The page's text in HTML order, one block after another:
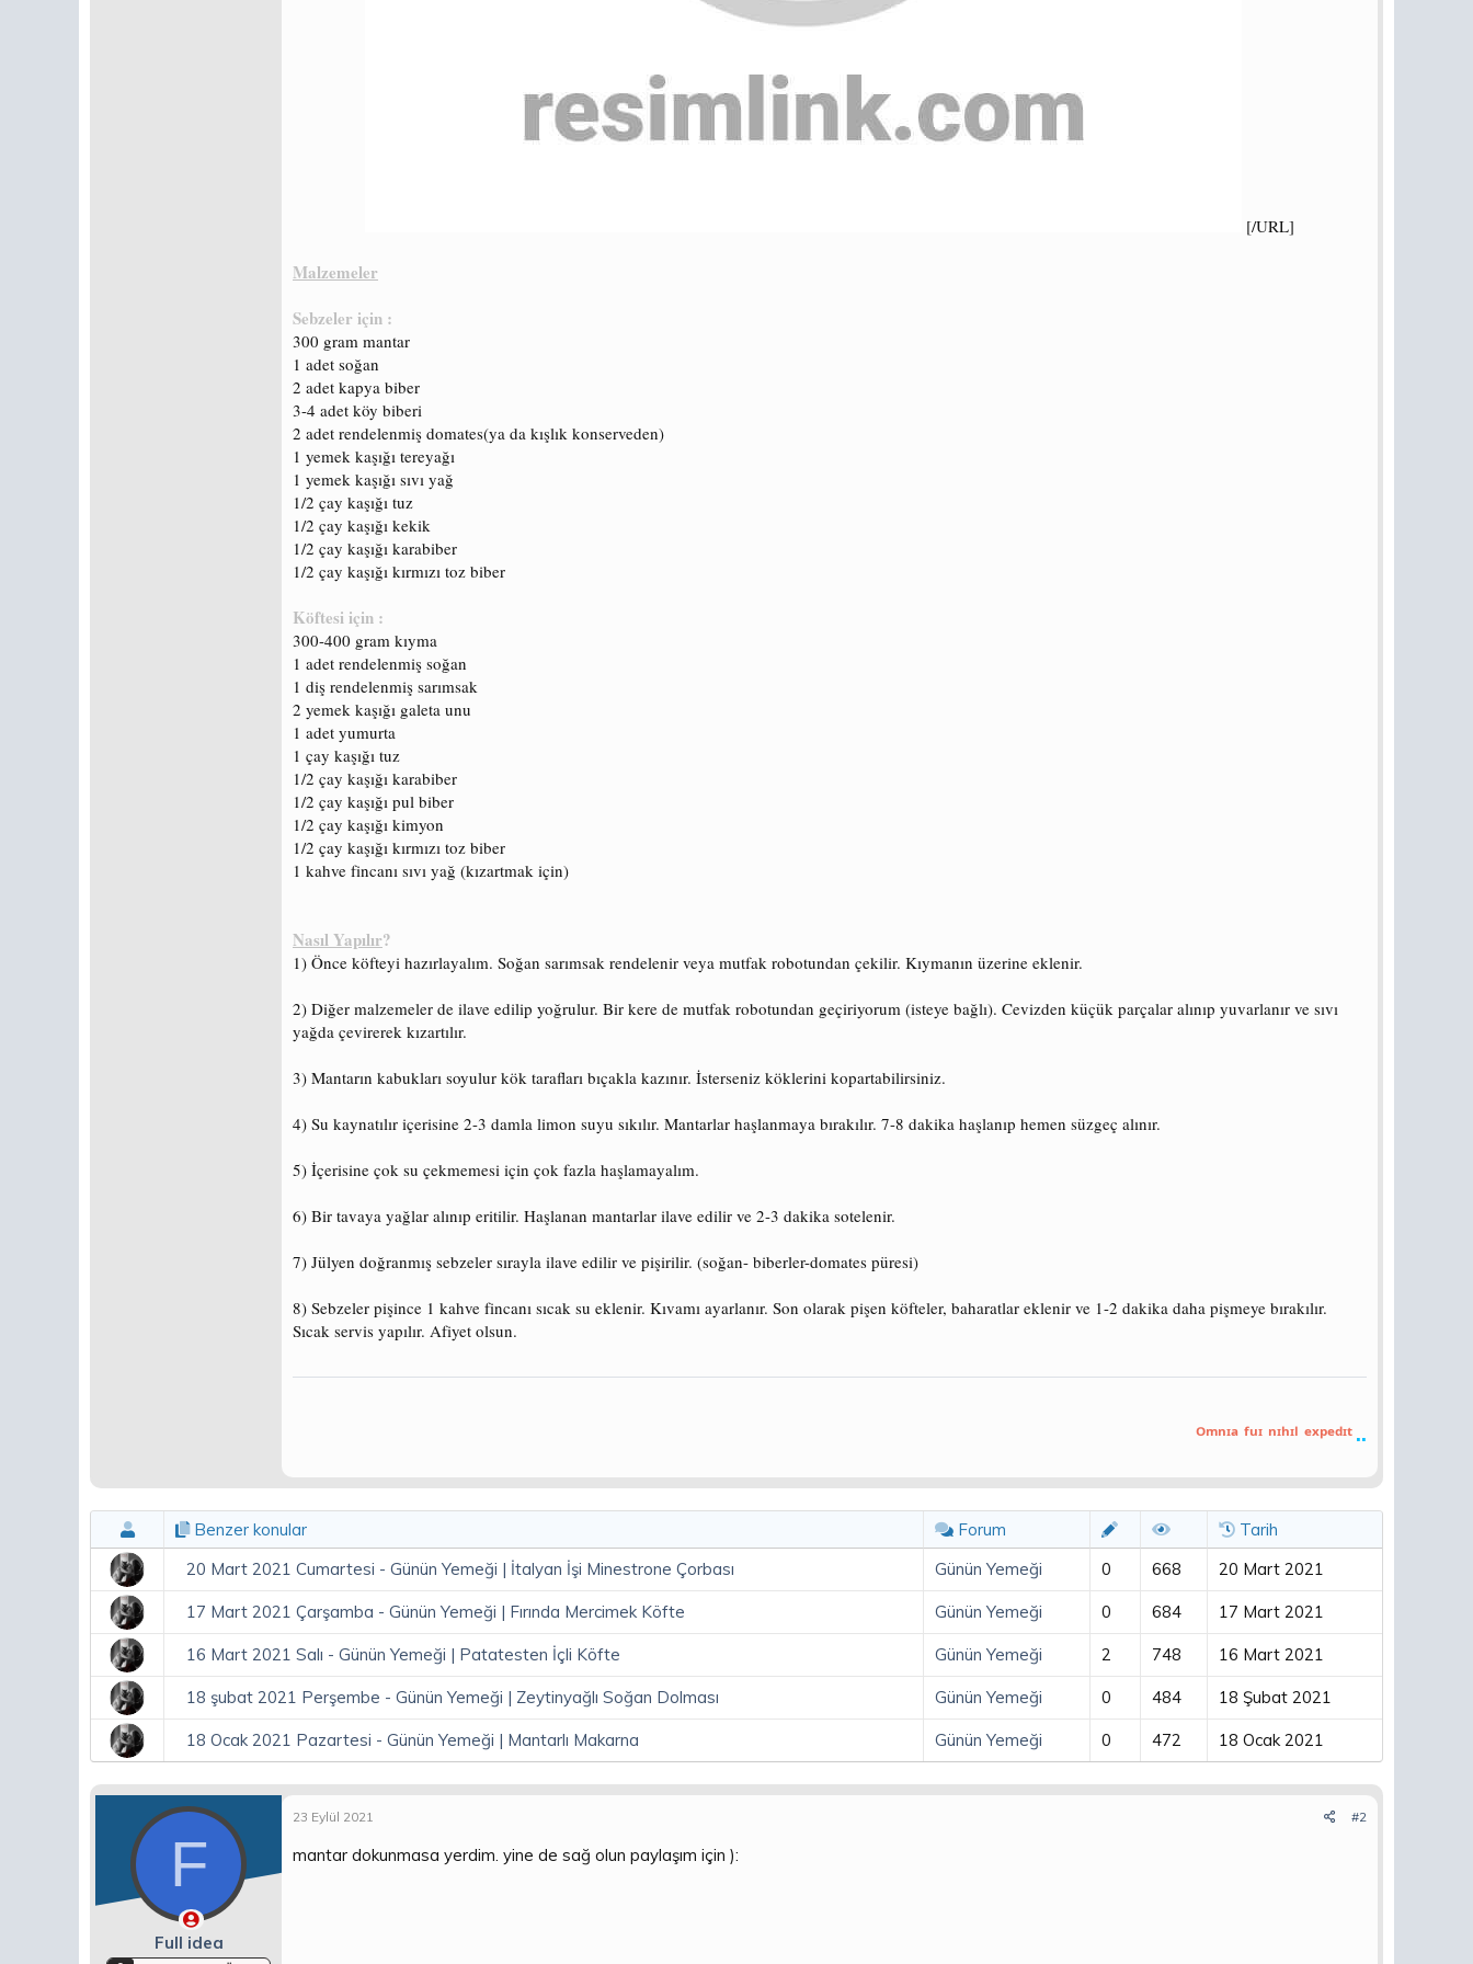
[/URL]​
Malzemeler
Sebzeler için :
300 gram mantar
1 adet soğan
2 adet kapya biber
3-4 adet köy biberi
2 adet rendelenmiş domates(ya da kışlık konserveden)
1 yemek kaşığı tereyağı
1 yemek kaşığı sıvı yağ
1/2 çay kaşığı tuz
1/2 çay kaşığı kekik
1/2 çay kaşığı karabiber
1/2 çay kaşığı kırmızı toz biber
Köftesi için :
300-400 gram kıyma
1 adet rendelenmiş soğan
1 diş rendelenmiş sarımsak
2 yemek kaşığı galeta unu
1 adet yumurta
1 çay kaşığı tuz
1/2 çay kaşığı karabiber
1/2 çay kaşığı pul biber
1/2 çay kaşığı kimyon
1/2 çay kaşığı kırmızı toz biber
1 kahve fincanı sıvı yağ (kızartmak için)
Nasıl Yapılır?
1) Önce köfteyi hazırlayalım. Soğan sarımsak rendelenir veya mutfak robotundan çekilir. Kıymanın üzerine eklenir.
2) Diğer malzemeler de ilave edilip yoğrulur. Bir kere de mutfak robotundan geçiriyorum (isteye bağlı). Cevizden küçük parçalar alınıp yuvarlanır ve sıvı
yağda çevirerek kızartılır.
3) Mantarın kabukları soyulur kök tarafları bıçakla kazınır. İsterseniz köklerini kopartabilirsiniz.
4) Su kaynatılır içerisine 2-3 damla limon suyu sıkılır. Mantarlar haşlanmaya bırakılır. 7-8 dakika haşlanıp hemen süzgeç alınır.
5) İçerisine çok su çekmemesi için çok fazla haşlamayalım.
6) Bir tavaya yağlar alınıp eritilir. Haşlanan mantarlar ilave edilir ve 2-3 dakika sotelenir.
7) Jülyen doğranmış sebzeler sırayla ilave edilir ve pişirilir. (soğan- biberler-domates püresi)
8) Sebzeler pişince 1 kahve fincanı sıcak su eklenir. Kıvamı ayarlanır. Son olarak pişen köfteler, baharatlar eklenir ve 1-2 dakika daha pişmeye bırakılır.
Sıcak servis yapılır. Afiyet olsun.
ᴼᵐⁿᶦᵃ ᶠᵘᶦ ⁿᶦʰᶦˡ ᵉˣᵖᵉᵈᶦᵗ..
Benzer konular Forum
Tarih
20 Mart 2021 Cumartesi - Günün Yemeği | İtalyan İşi Minestrone Çorbası
Günün Yemeği 0 668 20 Mart 2021
17 Mart 2021 Çarşamba - Günün Yemeği | Fırında Mercimek Köfte Günün Yemeği 0 684 17 Mart 2021
16 Mart 2021 Salı - Günün Yemeği | Patatesten İçli Köfte Günün Yemeği 2 748 16 Mart 2021
18 şubat 2021 Perşembe - Günün Yemeği | Zeytinyağlı Soğan Dolması Günün Yemeği 0 484 18 Şubat 2021
18 Ocak 2021 Pazartesi - Günün Yemeği | Mantarlı Makarna Günün Yemeği 0 472 18 Ocak 2021
F
Full idea
23 Eylül 2021 #2
mantar dokunmasa yerdim. yine de sağ olun paylaşım için ):